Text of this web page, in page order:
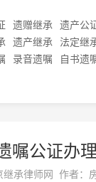
遗赠继承 遗产公
遗产继承 法定继
录音遗嘱 自书遗
嘱公证办
继承律师网
作者：